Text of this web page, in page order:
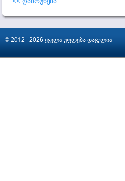
© 2012 - 2026 ყველა უფლება დაცულია